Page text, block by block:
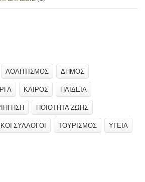
ΑΘΛΗΤΙΣΜΟΣ ΔΗΜΟΣ
ΚΑΙΡΟΣ ΠΑΙΔΕΙΑ
ΠΟΙΟΤΗΤΑ ΖΩΗΣ
ΣΥΛΛΟΓΟΙ ΤΟΥΡΙΣΜΟΣ ΥΓΕΙΑ